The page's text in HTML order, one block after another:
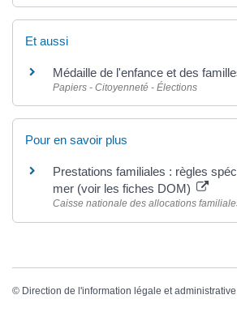
Et aussi
Médaille de l'enfance et des
Papiers - Citoyenneté - Élections
Pour en savoir plus
Prestations familiales : règles
mer (voir les fiches DOM)
Caisse nationale des allocations
© Direction de l'information légale et administrative